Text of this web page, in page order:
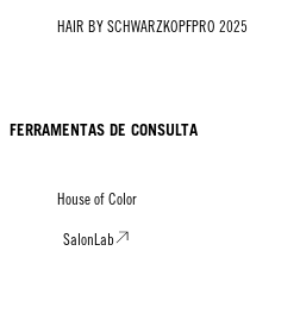
HAIR BY SCHWARZKOPFPRO 2025
FERRAMENTAS DE CONSULTA
House of Color
SalonLab